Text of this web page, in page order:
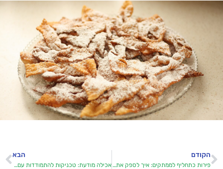
הקודם
פירות כתחליף לממתקים: איך לספק את הצורך במתוק בצורה בריאה
הבא
אכילה מודעת: טכניקות להתמודדות עם דחפים למתוקים